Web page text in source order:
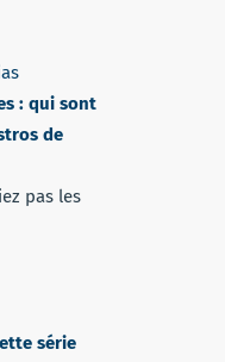
: qui sont
de
pas les
série